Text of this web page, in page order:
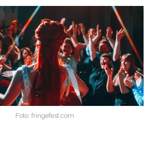
Foto: fringefest.com